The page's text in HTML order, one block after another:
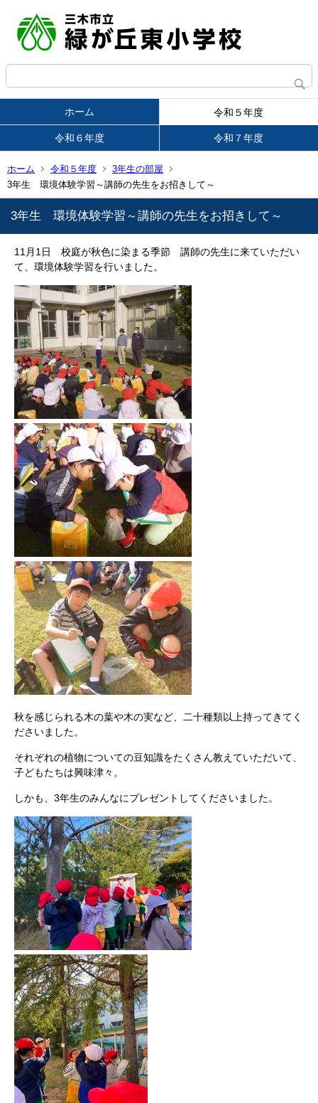
ホーム 令和５年度
令和６年度 令和７年度
ホーム 令和５年度
3年生の部屋
3年生 環境体験学習～講師の先生をお招きして～
3年生 環境体験学習～講師の先生をお招きして～
11月1日 校庭が秋色に染まる季節 講師の先生に来ていただい
て、環境体験学習を行いました。
秋を感じられる木の葉や木の実など、二十種類以上持ってきてく
ださいました。
それぞれの植物についての豆知識をたくさん教えていただいて、
子どもたちは興味津々。
しかも、3年生のみんなにプレゼントしてくださいました。